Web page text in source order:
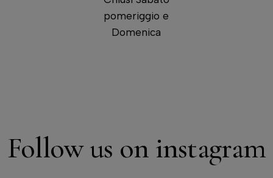
pomeriggio e
Domenica
Follow us on instagram